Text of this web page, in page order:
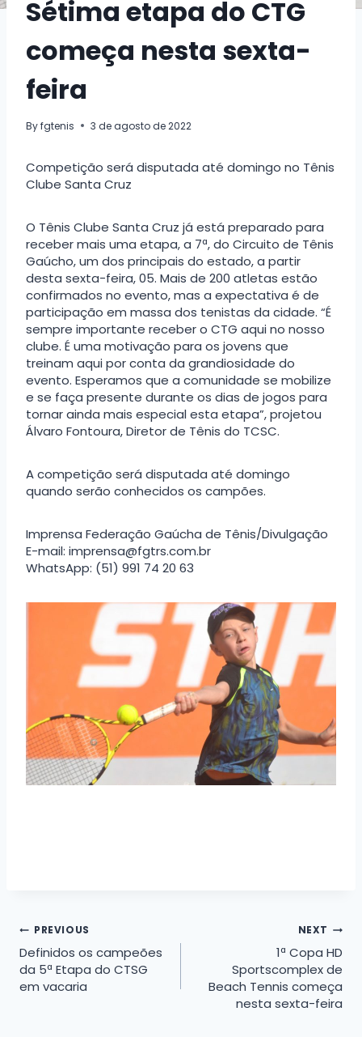
Sétima etapa do CTG
começa nesta sexta-
feira
Byfgtenis 3 de agosto de 2022
Competição será disputada até domingo no Tênis
Clube Santa Cruz
O Tênis Clube Santa Cruz já está preparado para
receber mais uma etapa, a 7ª, do Circuito de Tênis
Gaúcho, um dos principais do estado, a partir
desta sexta-feira, 05. Mais de 200 atletas estão
confirmados no evento, mas a expectativa é de
participação em massa dos tenistas da cidade. “É
sempre importante receber o CTG aqui no nosso
clube. É uma motivação para os jovens que
treinam aqui por conta da grandiosidade do
evento. Esperamos que a comunidade se mobilize
e se faça presente durante os dias de jogos para
tornar ainda mais especial esta etapa”, projetou
Álvaro Fontoura, Diretor de Tênis do TCSC.
A competição será disputada até domingo
quando serão conhecidos os campões.
Imprensa Federação Gaúcha de Tênis/Divulgação
E-mail: imprensa@fgtrs.com.br
WhatsApp: (51) 991 74 20 63
Navegação
de
PREVIOUS
Definidos os campeões
da 5ª Etapa do CTSG
em vacaria
NEXT
1ª Copa HD
Sportscomplex de
Beach Tennis começa
nesta sexta-feira